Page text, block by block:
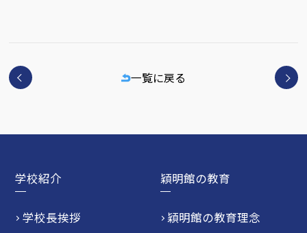
一覧に戻る
学校紹介
学校長挨拶
穎明館の教育
穎明館の教育理念